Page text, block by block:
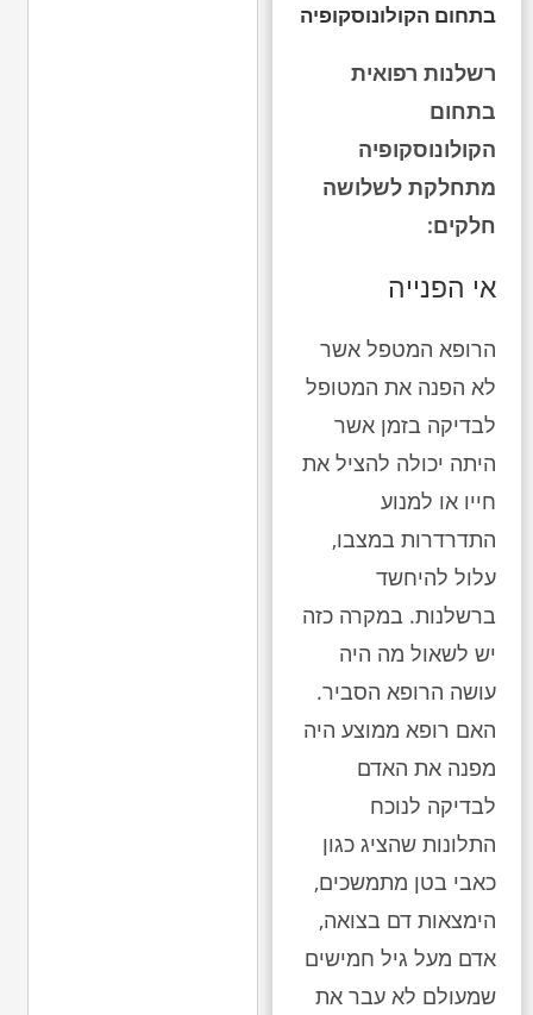
בתחום הקולונוסקופיה
רשלנות רפואית
בתחום
הקולונוסקופיה
מתחלקת לשלושה
חלקים:
אי הפנייה
הרופא המטפל אשר
לא הפנה את המטופל
לבדיקה בזמן אשר
היתה יכולה להציל את
חייו או למנוע
התדרדרות במצבו,
עלול להיחשד
ברשלנות. במקרה כזה
יש לשאול מה היה
עושה הרופא הסביר.
האם רופא ממוצע היה
מפנה את האדם
לבדיקה לנוכח
התלונות שהציג כגון
כאבי בטן מתמשכים,
הימצאות דם בצואה,
אדם מעל גיל חמישים
שמעולם לא עבר את